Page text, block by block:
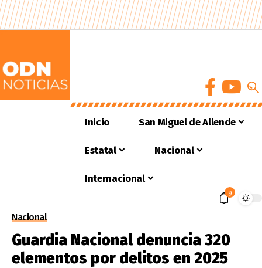
Inicio San Miguel de Allende
Estatal Nacional
Internacional
9
Nacional
Guardia Nacional denuncia 320
elementos por delitos en 2025